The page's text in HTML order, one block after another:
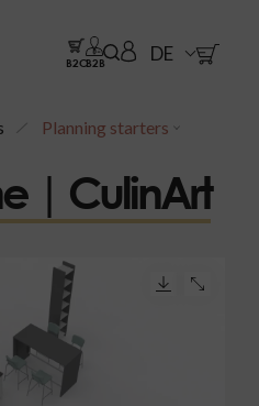
B2CB2B DE
Planning starters
| CulinArt